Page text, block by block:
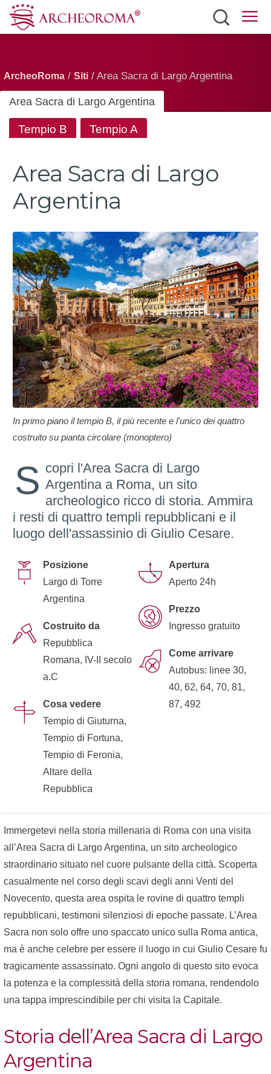
Biglietti
Mobilità
Eventi
Italiano
ArcheoRoma / Siti / Area Sacra di Largo Argentina
Area Sacra di Largo Argentina
Tempio B Tempio A
Area Sacra di Largo
Argentina
S copri l'Area Sacra di Largo
Argentina a Roma, un sito
archeologico ricco di storia. Ammira
i resti di quattro templi repubblicani e il
luogo dell'assassinio di Giulio Cesare.
Posizione
Largo di Torre
Argentina
Costruito da
Repubblica
Romana, IV-II secolo
a.C
Cosa vedere
Tempio di Giuturna,
Tempio di Fortuna,
Tempio di Feronia,
Altare della
Repubblica
Apertura
Aperto 24h
Prezzo
Ingresso gratuito
Come arrivare
Autobus: linee 30,
40, 62, 64, 70, 81,
87, 492
In primo piano il tempio B, il più recente e l'unico dei quattro
costruito su pianta circolare (monoptero)
Immergetevi nella storia millenaria di Roma con una visita
all’Area Sacra di Largo Argentina, un sito archeologico
straordinario situato nel cuore pulsante della città. Scoperta
casualmente nel corso degli scavi degli anni Venti del
Novecento, questa area ospita le rovine di quattro templi
repubblicani, testimoni silenziosi di epoche passate. L’Area
Sacra non solo offre uno spaccato unico sulla Roma antica,
ma è anche celebre per essere il luogo in cui Giulio Cesare fu
tragicamente assassinato. Ogni angolo di questo sito evoca
la potenza e la complessità della storia romana, rendendolo
una tappa imprescindibile per chi visita la Capitale.
Storia dell’Area Sacra di Largo
Argentina